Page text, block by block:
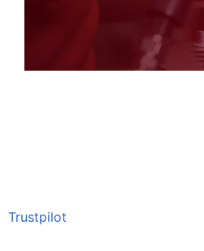
Trustpilot